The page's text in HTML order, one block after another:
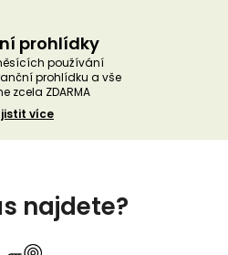
prohlídky
používání
prohlídku a vše
zcela ZDARMA
více
najdete?